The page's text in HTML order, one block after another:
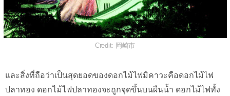
Credit: 岡崎市
และสิ่งที่ถือว่าเป็นสุดยอดของดอกไม้ไฟมิคาวะคือดอกไม้ไฟ
ปลาทอง ดอกไม้ไฟปลาทองจะถูกจุดขึ้นบนผืนน้ำ ดอกไม้ไฟทั้ง